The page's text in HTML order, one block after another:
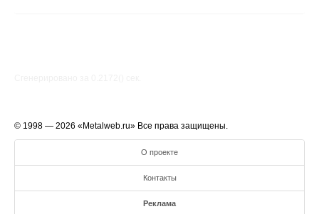
© 1998 — 2026 «Metalweb.ru» Все права защищены.
О проекте
Контакты
Реклама